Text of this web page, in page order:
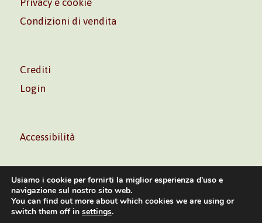
Privacy e cookie
Condizioni di vendita
Crediti
Login
Accessibilità
Volontè & Co. Srl – P.I. 06181480960 –info@volonte-
Usiamo i cookie per fornirti la miglior esperienza d'uso e
navigazione sul nostro sito web.
You can find out more about which cookies we are using or
switch them off in settings.